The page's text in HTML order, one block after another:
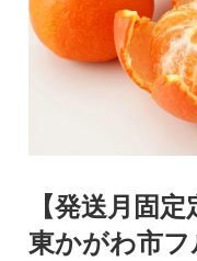
【発送月固定
東かがわ市